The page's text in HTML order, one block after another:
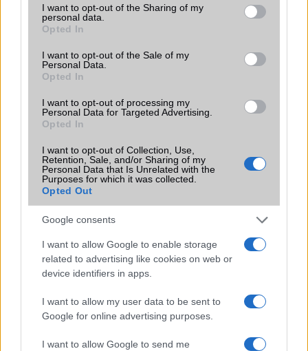
not limited to your visit or usage behaviour. You may click to
grant or deny consent to Google and its third-party tags to
use your data for below specified purposes in below Google
consent section.
I want to opt-out of the Sharing of my
personal data.
Opted In
I want to opt-out of the Sale of my
Personal Data.
Opted In
I want to opt-out of processing my
Personal Data for Targeted Advertising.
Opted In
I want to opt-out of Collection, Use,
Retention, Sale, and/or Sharing of my
Personal Data that Is Unrelated with the
Purposes for which it was collected.
Opted Out
Google consents
I want to allow Google to enable storage
related to advertising like cookies on web or
device identifiers in apps.
I want to allow my user data to be sent to
Google for online advertising purposes.
I want to allow Google to send me
Alcatel One Touch 1010
Alcatel One Touch 1030d
Alcatel One Touch 1030x
Alcatel One Touch 1035d
Alcatel One Touch 1035x
Alcatel One Touch 1035
Alcatel One Touch 1040d
Alcatel One Touch 1040x
Alcatel One Touch 1040
Alcatel One Touch 1042d
Alcatel One Touch 1042
Alcatel One Touch 1046d